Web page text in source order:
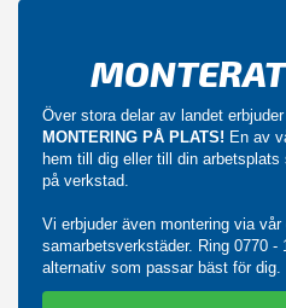
Över stora delar av landet
MONTERING PÅ PLATS! En av
hem till dig eller till din
på verkstad.
Vi erbjuder även montering via
samarbetsverkstäder. Ring 0770 -
alternativ som passar bäst för dig.